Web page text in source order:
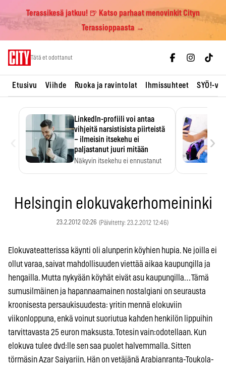
Terassikesä jatkuu! 🍺 Katso parhaat menovinkit Cityn
Terassioppaasta →
Tätä et odottanut
Etusivu Viihde Ruoka ja ravintolat Ihmissuhteet SYÖ!-
LinkedIn-profiili voi antaa
vihjeitä narsistisista piirteistä
– ilmeisin itsekehu ei
paljastanut juuri mitään
Näkyvin itsekehu ei ennustanut
›
Helsingin elokuvakerhomeininki
23.2.2012 02:26 (Päivitetty: 23.2.2012 12:46)
Elokuvateatterissa käynti oli alunperin köyhien hupia. Ne joilla ei
ollut varaa, saivat mahdollisuuden viettää aikaa kaupungilla ja
hengailla. Mutta nykyään köyhät eivät asu kaupungilla… Tämä
sumusilmäinen ja hapannaamainen nostalgiani on seurausta
kroonisesta persaukisuudesta: yritin mennä elokuviin
viikonloppuna, enkä voinut suoriutua kahden henkilön lippuihin
tarvittavasta 25 euron maksusta. Totesin vain:odotellaan. Kun
elokuva tulee dvd:lle sen saa puolet halvemmalla. Sitten
törmäsin Azar Saiyariin. Hän on vetäjänä Arabianranta-Toukola-